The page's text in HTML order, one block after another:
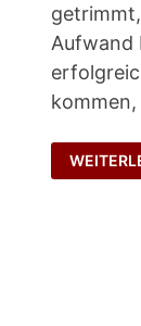
Aufwand